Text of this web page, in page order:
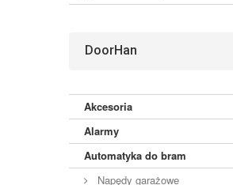
DoorHan
Akcesoria
Alarmy
Automatyka do bram
Napędy garażowe